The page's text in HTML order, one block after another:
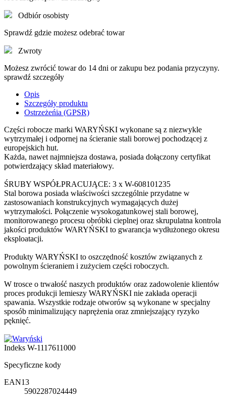
Odbiór osobisty
Sprawdź gdzie możesz odebrać towar
Zwroty
Możesz zwrócić towar do 14 dni or zakupu bez podania przyczyny.
sprawdź szczegóły
Opis
Szczegóły produktu
Ostrzeżeńia (GPSR)
Części robocze marki WARYŃSKI wykonane są z niezwykle
wytrzymałej i odpornej na ścieranie stali borowej pochodzącej z
europejskich hut.
Każda, nawet najmniejsza dostawa, posiada dołączony certyfikat
potwierdzający skład materiałowy.
ŚRUBY WSPÓŁPRACUJĄCE: 3 x W-608101235
Stal borowa posiada właściwości szczególnie przydatne w
zastosowaniach konstrukcyjnych wymagających dużej
wytrzymałości. Połączenie wysokogatunkowej stali borowej,
monitorowanego procesu obróbki cieplnej oraz skrupulatna kontrola
jakości produktów WARYŃSKI to gwarancja wydłużonego okresu
eksploatacji.
Produkty WARYŃSKI to oszczędność kosztów związanych z
powolnym ścieraniem i zużyciem części roboczych.
W trosce o trwałość naszych produktów oraz zadowolenie klientów
proces produkcji lemieszy WARYŃSKI nie zakłada operacji
spawania. Wszystkie rodzaje otworów są wykonane w specjalny
sposób minimalizujący naprężenia oraz zmniejszający ryzyko
pęknięć.
Indeks W-1117611000
Specyficzne kody
EAN13
5902287024449